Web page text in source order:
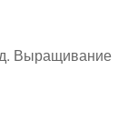
Выращивание